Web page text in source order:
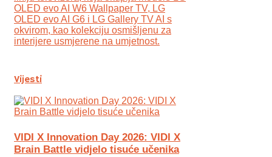
OLED evo AI W6 Wallpaper TV, LG
OLED evo AI G6 i LG Gallery TV AI s
okvirom, kao kolekciju osmišljenu za
interijere usmjerene na umjetnost.
Vijesti
VIDI X Innovation Day 2026: VIDI X
Brain Battle vidjelo tisuće učenika